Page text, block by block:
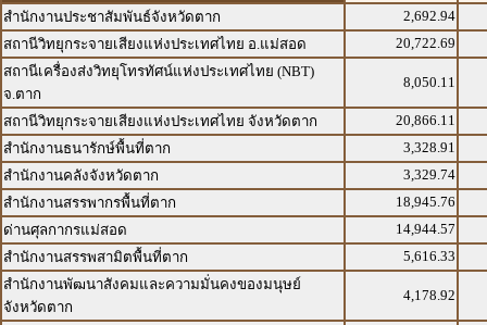
สำนักงานประชาสัมพันธ์จังหวัดตาก
2,692.94
สถานีวิทยุกระจายเสียงแห่งประเทศไทย อ.แม่สอด
20,722.69
สถานีเครื่องส่งวิทยุโทรทัศน์แห่งประเทศไทย (NBT)
จ.ตาก
8,050.11
สถานีวิทยุกระจายเสียงแห่งประเทศไทย จังหวัดตาก
20,866.11
สำนักงานธนารักษ์พื้นที่ตาก
3,328.91
สำนักงานคลังจังหวัดตาก
3,329.74
สำนักงานสรรพากรพื้นที่ตาก
18,945.76
ด่านศุลกากรแม่สอด
14,944.57
สำนักงานสรรพสามิตพื้นที่ตาก
5,616.33
สำนักงานพัฒนาสังคมและความมั่นคงของมนุษย์
จังหวัดตาก
4,178.92